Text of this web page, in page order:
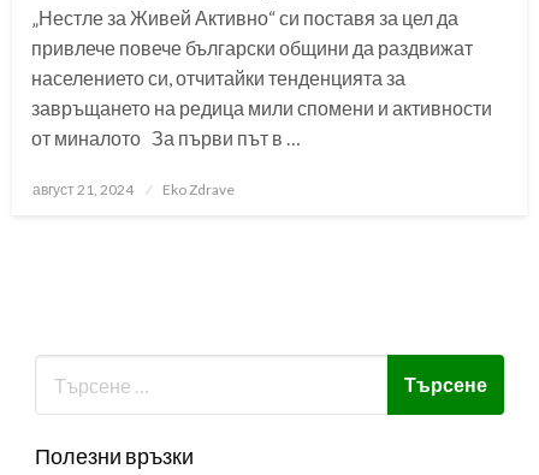
„Нестле за Живей Активно“ си поставя за цел да
привлече повече български общини да раздвижат
населението си, отчитайки тенденцията за
завръщането на редица мили спомени и активности
от миналото За първи път в …
Posted
август 21, 2024 Eko Zdrave
Полезни връзки